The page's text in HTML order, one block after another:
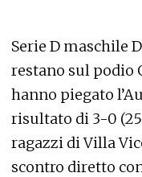
Serie D maschile
restano sul podio
hanno piegato
risultato di 3-0
ragazzi di Villa
scontro diretto